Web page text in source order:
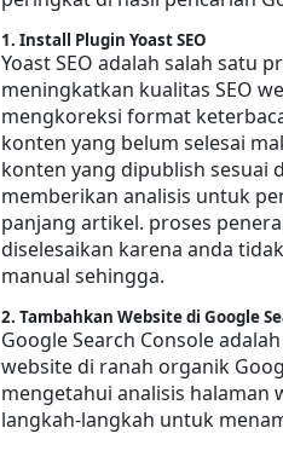
1. Install Plugin Yoast SEO
Yoast SEO adalah salah satu
meningkatkan kualitas SEO
mengkoreksi format
konten yang belum selesai
konten yang dipublish sesuai
memberikan analisis untuk
panjang artikel. proses
diselesaikan karena anda
manual sehingga.
2. Tambahkan Website di Google
Google Search Console
website di ranah organik
mengetahui analisis
langkah-langkah untuk